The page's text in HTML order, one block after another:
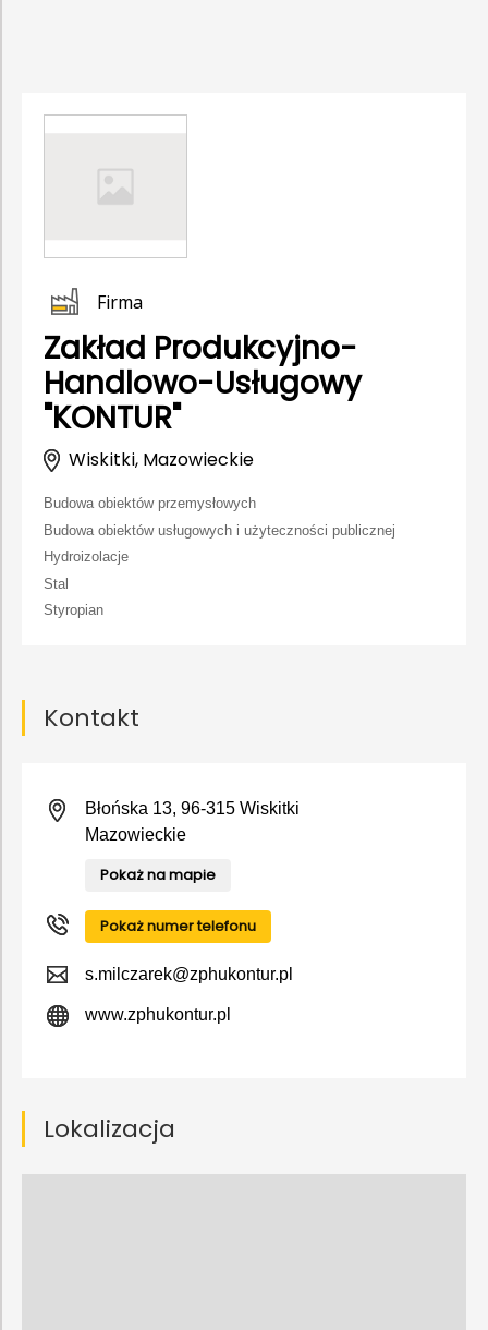
Firma
Zakład Produkcyjno-
Handlowo-Usługowy
"KONTUR"
Wiskitki, Mazowieckie
Budowa obiektów przemysłowych
Budowa obiektów usługowych i użyteczności publicznej
Hydroizolacje
Stal
Styropian
Kontakt
Błońska 13, 96-315 Wiskitki
Mazowieckie
Pokaż na mapie
Pokaż numer telefonu
s.milczarek@zphukontur.pl
www.zphukontur.pl
Lokalizacja